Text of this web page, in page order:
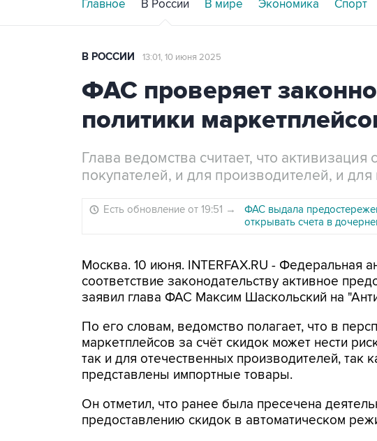
Главное В России В мире Экономика Спорт
В РОССИИ 13:01, 10 июня 2025
ФАС проверяет
политики
Глава ведомства считает, что
покупателей, и для производителей, и
Есть обновление от 19:51 →
ФАС выдала
открывать счета в
Москва. 10 июня. INTERFAX.RU - Федеральная
соответствие законодательству активное
заявил глава ФАС Максим Шаскольский на
По его словам, ведомство полагает, что в
маркетплейсов за счёт скидок может нести
так и для отечественных производителей, так
представлены импортные товары.
Он отметил, что ранее была пресечена
предоставлению скидок в автоматическом